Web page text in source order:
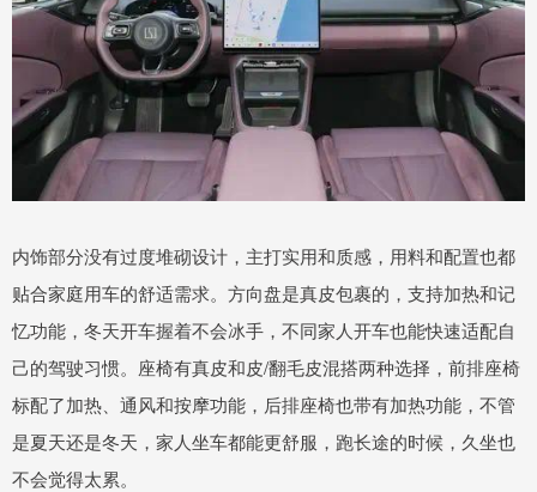
内饰部分没有过度堆砌设计，主打实用和质感，用料和配置也都
贴合家庭用车的舒适需求。方向盘是真皮包裹的，支持加热和记
忆功能，冬天开车握着不会冰手，不同家人开车也能快速适配自
己的驾驶习惯。座椅有真皮和皮/翻毛皮混搭两种选择，前排座椅
标配了加热、通风和按摩功能，后排座椅也带有加热功能，不管
是夏天还是冬天，家人坐车都能更舒服，跑长途的时候，久坐也
不会觉得太累。